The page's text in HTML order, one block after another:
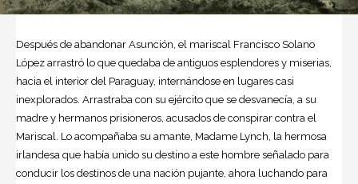
Después de abandonar Asunción, el mariscal Francisco Solano
López arrastró lo que quedaba de antiguos esplendores y miserias,
hacia el interior del Paraguay, internándose en lugares casi
inexplorados. Arrastraba con su ejército que se desvanecía, a su
madre y hermanos prisioneros, acusados de conspirar contra el
Mariscal. Lo acompañaba su amante, Madame Lynch, la hermosa
irlandesa que había unido su destino a este hombre señalado para
conducir los destinos de una nación pujante, ahora luchando para